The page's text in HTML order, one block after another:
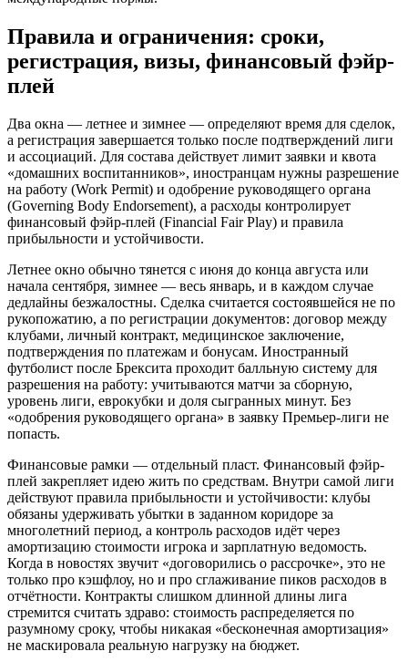
Правила и ограничения: сроки,
регистрация, визы, финансовый фэйр-
плей
Два окна — летнее и зимнее — определяют время для сделок,
а регистрация завершается только после подтверждений лиги
и ассоциаций. Для состава действует лимит заявки и квота
«домашних воспитанников», иностранцам нужны разрешение
на работу (Work Permit) и одобрение руководящего органа
(Governing Body Endorsement), а расходы контролирует
финансовый фэйр-плей (Financial Fair Play) и правила
прибыльности и устойчивости.
Летнее окно обычно тянется с июня до конца августа или
начала сентября, зимнее — весь январь, и в каждом случае
дедлайны безжалостны. Сделка считается состоявшейся не по
рукопожатию, а по регистрации документов: договор между
клубами, личный контракт, медицинское заключение,
подтверждения по платежам и бонусам. Иностранный
футболист после Брексита проходит балльную систему для
разрешения на работу: учитываются матчи за сборную,
уровень лиги, еврокубки и доля сыгранных минут. Без
«одобрения руководящего органа» в заявку Премьер-лиги не
попасть.
Финансовые рамки — отдельный пласт. Финансовый фэйр-
плей закрепляет идею жить по средствам. Внутри самой лиги
действуют правила прибыльности и устойчивости: клубы
обязаны удерживать убытки в заданном коридоре за
многолетний период, а контроль расходов идёт через
амортизацию стоимости игрока и зарплатную ведомость.
Когда в новостях звучит «договорились о рассрочке», это не
только про кэшфлоу, но и про сглаживание пиков расходов в
отчётности. Контракты слишком длинной длины лига
стремится считать здраво: стоимость распределяется по
разумному сроку, чтобы никакая «бесконечная амортизация»
не маскировала реальную нагрузку на бюджет.